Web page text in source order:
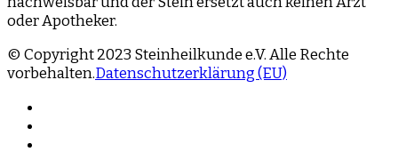
oder Apotheker.
© Copyright 2023 Steinheilkunde e.V. Alle Rechte
vorbehalten.Datenschutzerklärung (EU)